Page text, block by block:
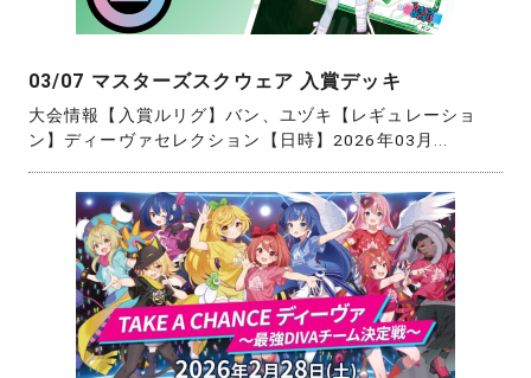
03/07 マスターズスクウェア 入賞デッキ
大会情報【入賞ルリグ】バン、ユヅキ【レギュレーショ
ン】ディーヴァセレクション【日時】2026年03月...